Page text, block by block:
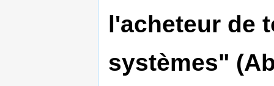
l'acheteur de
systèmes"